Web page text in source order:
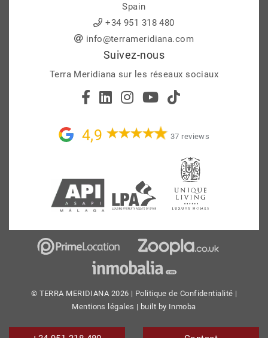
Spain
+34 951 318 480
info@terrameridiana.com
Suivez-nous
Terra Meridiana sur les réseaux sociaux
4,9 37 reviews
© TERRA MERIDIANA 2026 | Politique de Confidentialité |
Mentions légales | built by Inmoba